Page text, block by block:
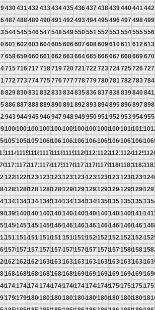
430431 432 433434435436437438439440441 442
487488489490491 492 493494495496497498499
544545546547548549550551 552 553554555556
601 602 603604605606607608609610611 612 613
658659660661 662 663664665666667668669670
715716717718719720721 722 723724725726727
772 773774775776777778779780781 782 783784
829830831 832 833834835836837838839840841
886887888889890891 892 893894895896897898
943944945946947948949950951 952 953954955
100010011002100310041005100610071008100910101011
105710581059106010611062106310641065106610671068
111411151116111711181119112011211122112311241125
117111721173117411751176117711781179118011811182
122812291230123112321233123412351236123712381239
128512861287128812891290129112921293129412951296
134213431344134513461347134813491350135113521353
139914001401140214031404140514061407140814091410
145614571458145914601461146214631464146514661467
151315141515151615171518151915201521152215231524
157015711572157315741575157615771578157915801581
162716281629163016311632163316341635163616371638
168416851686168716881689169016911692169316941695
174117421743174417451746174717481749175017511752
179817991800180118021803180418051806180718081809